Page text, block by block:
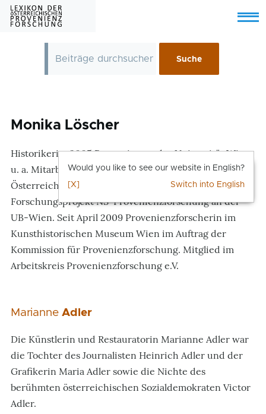
Skip to main content
Menu
Monika Löscher
Historikerin, 2005 Promotion an der Universität Wien;
u. a. Mitarbeiterin beim Nationalfonds der Republik
Österreich für Opfer des Nationalsozialismus sowie im
Forschungsprojekt NS-Provenienzforschung an der
UB-Wien. Seit April 2009 Provenienzforscherin im
Kunsthistorischen Museum Wien im Auftrag der
Kommission für Provenienzforschung. Mitglied im
Arbeitskreis Provenienzforschung e.V.
MarianneAdler
Die Künstlerin und Restauratorin Marianne Adler war
die Tochter des Journalisten Heinrich Adler und der
Grafikerin Maria Adler sowie die Nichte des
berühmten österreichischen Sozialdemokraten Victor
Adler.
Would you like to see our website in English?
Switch into English
[X]